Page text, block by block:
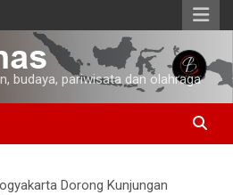
budaya, pariwisata dan olahraga
Dorong Kunjungan